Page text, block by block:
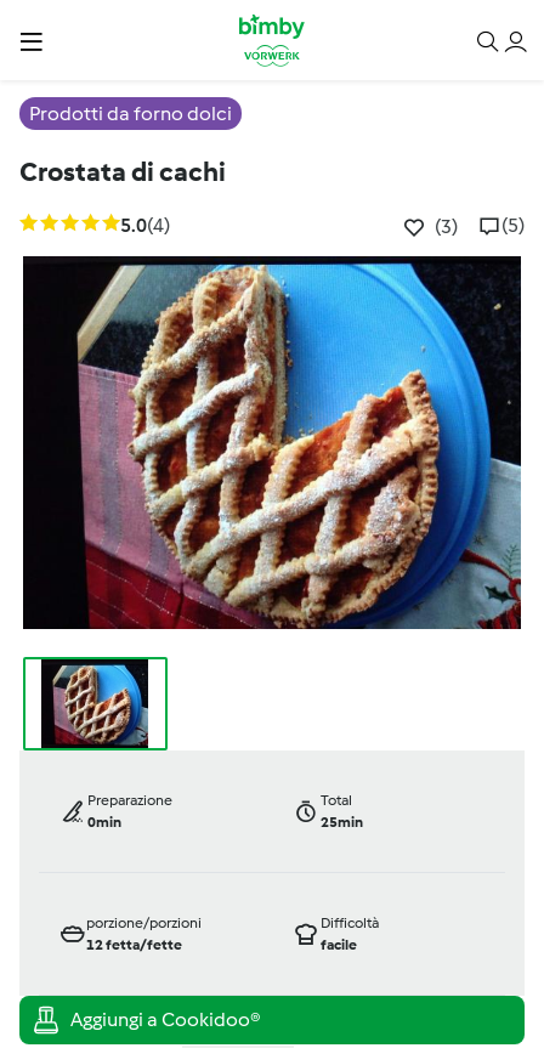
Prodotti da forno dolci
Crostata di cachi
5.0(4) (3) (5)
Preparazione
0min
Total
25min
porzione/porzioni
12fetta/fette
Difficoltà
facile